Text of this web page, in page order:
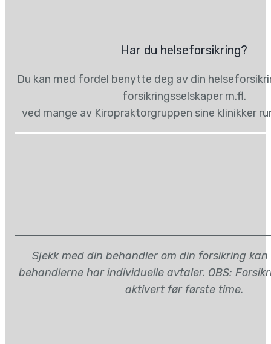
Har du helseforsikring?
Du kan med fordel benytte deg av din
forsikringsselskaper m.fl.
ved mange av Kiropraktorgruppen sine klinikker
Sjekk med din behandler om din forsikring
behandlerne har individuelle avtaler. OBS:
aktivert før første time.